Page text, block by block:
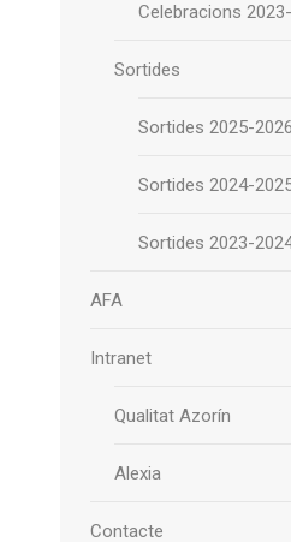
Celebracions
Sortides
Sortides 2025-2026
Sortides 2024-
Sortides 2023-
AFA
Intranet
Qualitat Azorín
Alexia
Contacte